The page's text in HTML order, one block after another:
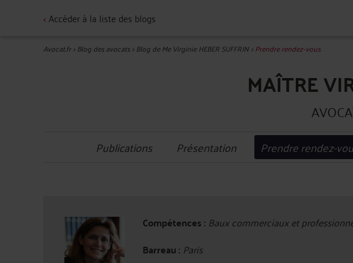
<Accéder à la liste des blogs
Avocat.fr>Blog des avocats>Blog de Me Virginie HEBER SUFFRIN>Prendre rendez-vous
MAÎTRE
Publications Présentation Prendre rendez-
Compétences : Baux commerciaux et
Barreau : Paris